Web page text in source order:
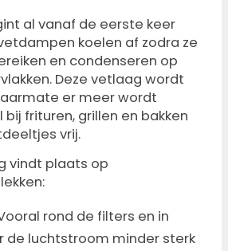
al vanaf de eerste keer
koelen af zodra ze
en condenseren op
Deze vetlaag wordt
er meer wordt
bij frituren, grillen en bakken
vrij.
vindt plaats op
rond de filters en in
de luchtstroom minder sterk